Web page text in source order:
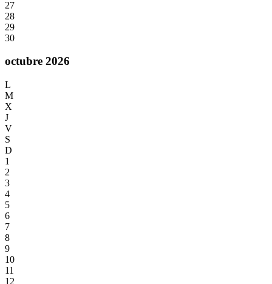
27
28
29
30
octubre 2026
L
M
X
J
V
S
D
1
2
3
4
5
6
7
8
9
10
11
12